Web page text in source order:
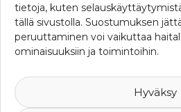
tietoja, kuten
tällä sivustolla. Suostumuksen
peruuttaminen voi vaikuttaa
ominaisuuksiin ja toimintoihin.
Hyväksy
Uutisia maailmalta